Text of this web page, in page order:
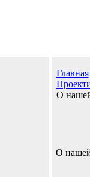
Главная
О
О